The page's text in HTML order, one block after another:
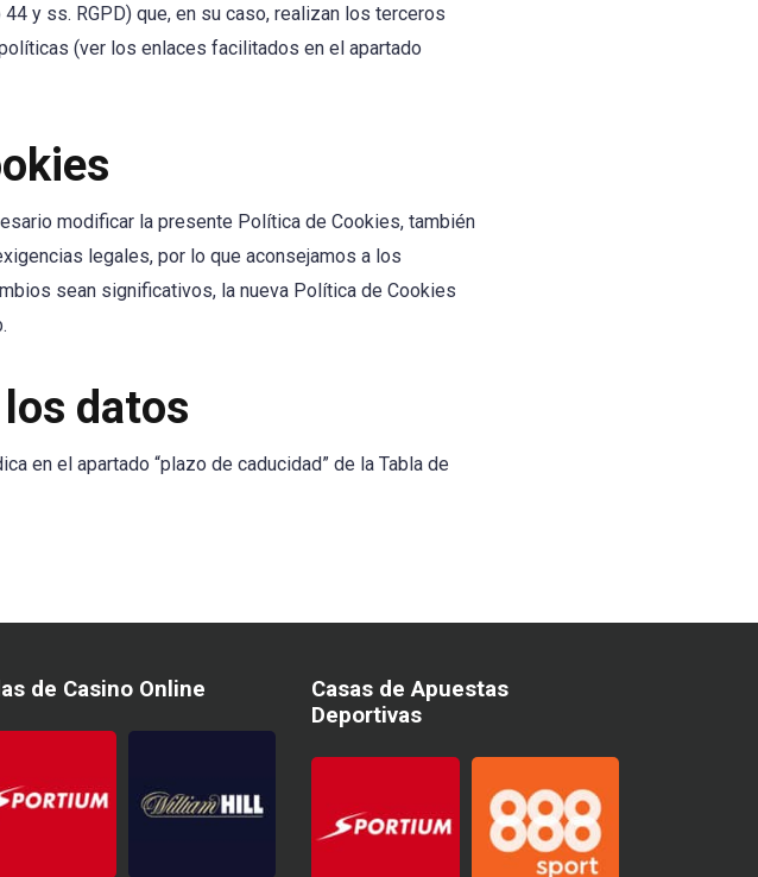
y ss. RGPD) que, en su caso, realizan los terceros
(ver los enlaces facilitados en el apartado
modificar la presente Política de Cookies, también
legales, por lo que aconsejamos a los
sean significativos, la nueva Política de Cookies
datos
en el apartado “plazo de caducidad” de la Tabla de
de Casino Online
Casas de Apuestas
Deportivas